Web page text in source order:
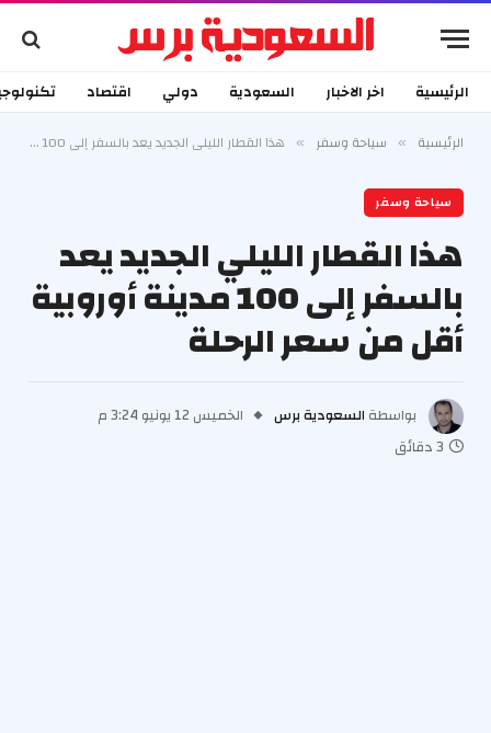
الرئيسية اخر الاخبار السعودية دولي اقتصاد
الرئيسية » سياحة وسفر » هذا القطار الليلي الجديد يعد بالسفر إلى 100 مدينة أوروبية أقل من سعر الرحلة
سياحة وسفر
هذا القطار الليلي الجديد يعد
بالسفر إلى 100 مدينة أوروبية
أقل من سعر الرحلة
بواسطة السعودية برس
الخميس 12 يونيو 3:24 م
3 دقائق